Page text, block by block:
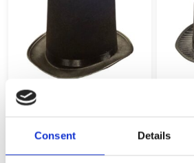
Consent Details
CARNIVAL BLACK CLASSIC TOP HAT
4,99€